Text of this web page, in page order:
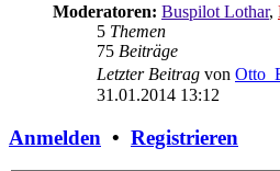
Moderatoren: Buspilot Lothar,
5 Themen
75 Beiträge
Letzter Beitrag von
31.01.2014 13:12
Anmelden • Registrieren